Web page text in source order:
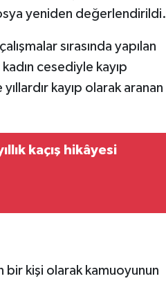
yeniden değerlendirildi.
sırasında yapılan
cesediyle kayıp
kayıp olarak aranan
kaçış hikâyesi
bir kişi olarak kamuoyunun